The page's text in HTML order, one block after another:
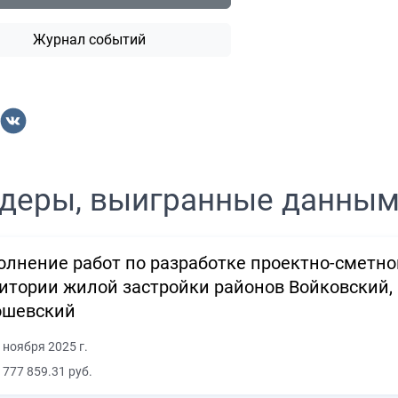
Журнал событий
выигранные
работ по разработке проектно-
жилой застройки районов
ноября 2025 г.
777 859.31 руб.